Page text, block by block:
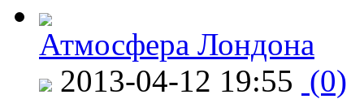
Атмосфера Лондона
2013-04-12 19:55 (0)